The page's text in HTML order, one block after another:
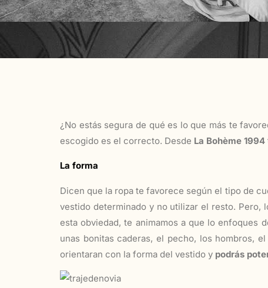
¿No estás segura de qué es lo que más te
escogido es el correcto. Desde La Bohème 1994
La forma
Dicen que la ropa te favorece según el tipo de
vestido determinado y no utilizar el resto.
esta obviedad, te animamos a que lo enfoques
unas bonitas caderas, el pecho, los hombros,
orientaran con la forma del vestido y podrás